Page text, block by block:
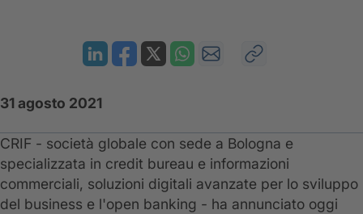
31 agosto 2021
CRIF - società globale con sede a Bologna e
specializzata in credit bureau e informazioni
commerciali, soluzioni digitali avanzate per lo sviluppo
del business e l'open banking - ha annunciato oggi